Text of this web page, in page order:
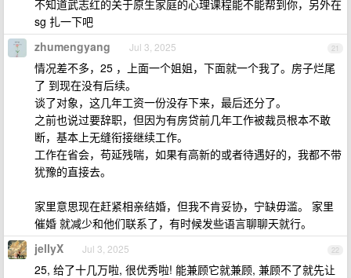
不知道武志红的关于原生家庭的心理课程能不能帮到你，另外在
sg 扎一下吧
21
zhumengyang Jul 3, 2025
情况差不多，25 ，上面一个姐姐，下面就一个我了。房子烂尾
了 到现在没有后续。
谈了对象，这几年工资一份没存下来，最后还分了。
之前也说过要辞职，但因为有房贷前几年工作被裁员根本不敢
断，基本上无缝衔接继续工作。
工作在省会，苟延残喘，如果有高新的或者待遇好的，我都不带
犹豫的直接去。
家里意思现在赶紧相亲结婚，但我不肯妥协，宁缺毋滥。 家里
催婚 就减少和他们联系了，有时候发些语言聊聊天就行。
22
jellyX Jul 3, 2025
25, 给了十几万啦, 很优秀啦! 能兼顾它就兼顾, 兼顾不了就先让